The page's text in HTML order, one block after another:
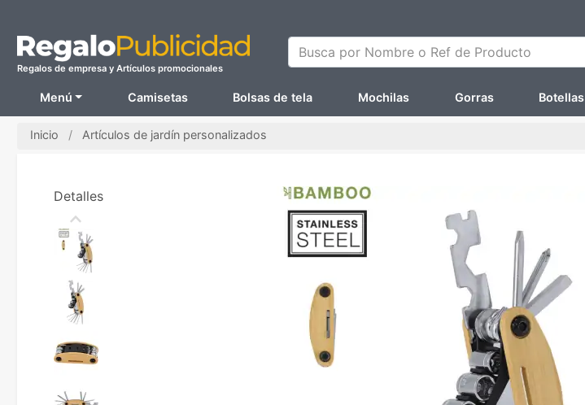
Regalos de empresa y Artículos promocionales
Busca por Nombre o Ref de Producto
Menú Camisetas Bolsas de tela Mochilas Gorras Botellas
Inicio Artículos de jardín personalizados
Detalles